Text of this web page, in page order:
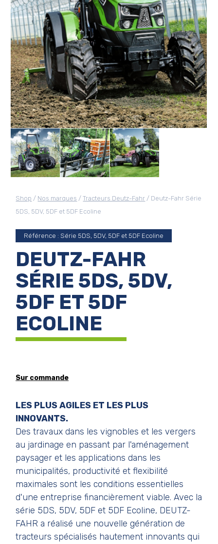
Shop / Nos marques /Tracteurs Deutz-Fahr / Deutz-Fahr Série
5DS, 5DV, 5DF et 5DF Ecoline
Référence : Série 5DS, 5DV, 5DF et 5DF Ecoline
DEUTZ-FAHR
SÉRIE 5DS, 5DV,
5DF ET 5DF
ECOLINE
Sur commande
LES PLUS AGILES ET LES PLUS
INNOVANTS.
Des travaux dans les vignobles et les vergers
au jardinage en passant par l'aménagement
paysager et les applications dans les
municipalités, productivité et flexibilité
maximales sont les conditions essentielles
d'une entreprise financièrement viable. Avec la
série 5DS, 5DV, 5DF et 5DF Ecoline, DEUTZ-
FAHR a réalisé une nouvelle génération de
tracteurs spécialisés hautement innovants qui